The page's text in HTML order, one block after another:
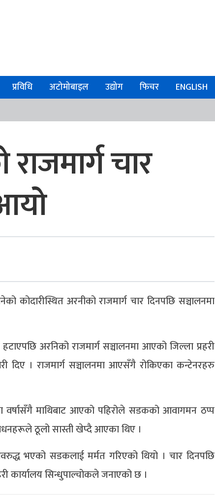
प्रविधि अटोमोबाइल उद्योग फिचर ENGLISH
चार
कोदारीस्थित अरनीको राजमार्ग चार दिनपछि सञ्चालनमा
अरनिको राजमार्ग सञ्चालनमा आएको जिल्ला प्रहरी
दिए । राजमार्ग सञ्चालनमा आएसँगै रोकिएका कन्टेनरहरु
वर्षासँगै माथिबाट आएको पहिरोले सडकको आवागमन ठप्प
ठूलो सास्ती खेप्दै आएका थिए ।
भएको सडकलाई मर्मत गरिएको थियो । चार दिनपछि
कार्यालय सिन्धुपाल्चोकले जनाएको छ ।